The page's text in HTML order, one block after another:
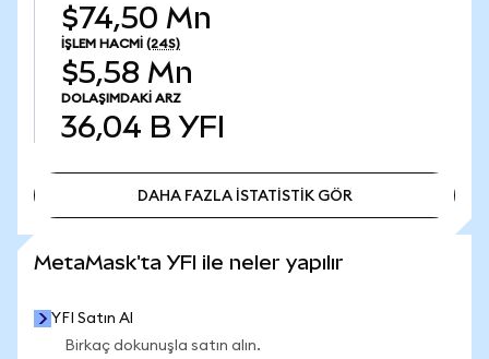
$74,50 Mn
İŞLEM HACMI (24S)
$5,58 Mn
DOLAŞIMDAKI ARZ
36,04 B YFI
DAHA FAZLA İSTATİSTİK GÖR
MetaMask'ta YFI ile neler yapılır
YFI Satın Al
Birkaç dokunuşla satın alın.